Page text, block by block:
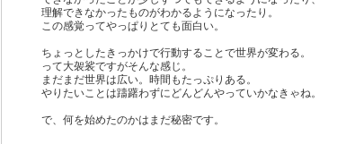
理解できなかったものがわかるようになったり。
この感覚ってやっぱりとても面白い。
ちょっとしたきっかけで行動することで世界が変わる。
って大袈裟ですがそんな感じ。
まだまだ世界は広い。時間もたっぷりある。
やりたいことは躊躇わずにどんどんやっていかなきゃね。
で、何を始めたのかはまだ秘密です。